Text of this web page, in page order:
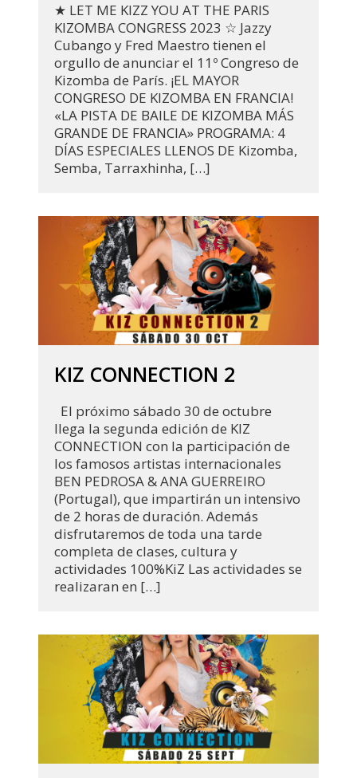
★ LET ME KIZZ YOU AT THE PARIS
KIZOMBA CONGRESS 2023 ☆ Jazzy
Cubango y Fred Maestro tienen el
orgullo de anunciar el 11º Congreso de
Kizomba de París. ¡EL MAYOR
CONGRESO DE KIZOMBA EN FRANCIA!
«LA PISTA DE BAILE DE KIZOMBA MÁS
GRANDE DE FRANCIA» PROGRAMA: 4
DÍAS ESPECIALES LLENOS DE Kizomba,
Semba, Tarraxhinha, […]
KIZ CONNECTION 2
El próximo sábado 30 de octubre
llega la segunda edición de KIZ
CONNECTION con la participación de
los famosos artistas internacionales
BEN PEDROSA & ANA GUERREIRO
(Portugal), que impartirán un intensivo
de 2 horas de duración. Además
disfrutaremos de toda una tarde
completa de clases, cultura y
actividades 100%KiZ Las actividades se
realizaran en […]